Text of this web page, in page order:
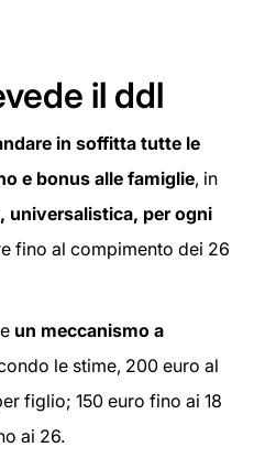
il ddl
in soffitta tutte le
e bonus alle famiglie, in
universalistica, per ogni
fino al compimento dei 26
un meccanismo a
le stime, 200 euro al
figlio; 150 euro fino ai 18
ai 26.